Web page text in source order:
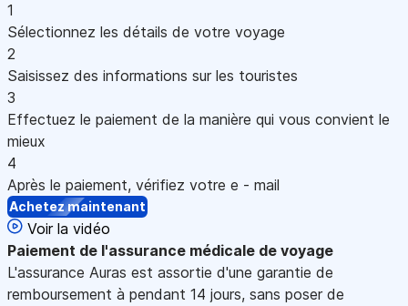
1
Sélectionnez les détails de votre voyage
2
Saisissez des informations sur les touristes
3
Effectuez le paiement de la manière qui vous convient le
mieux
4
Après le paiement, vérifiez votre e - mail
Achetez maintenant
Voir la vidéo
Paiement de l'assurance médicale de voyage
L'assurance Auras est assortie d'une garantie de
remboursement à pendant 14 jours, sans poser de